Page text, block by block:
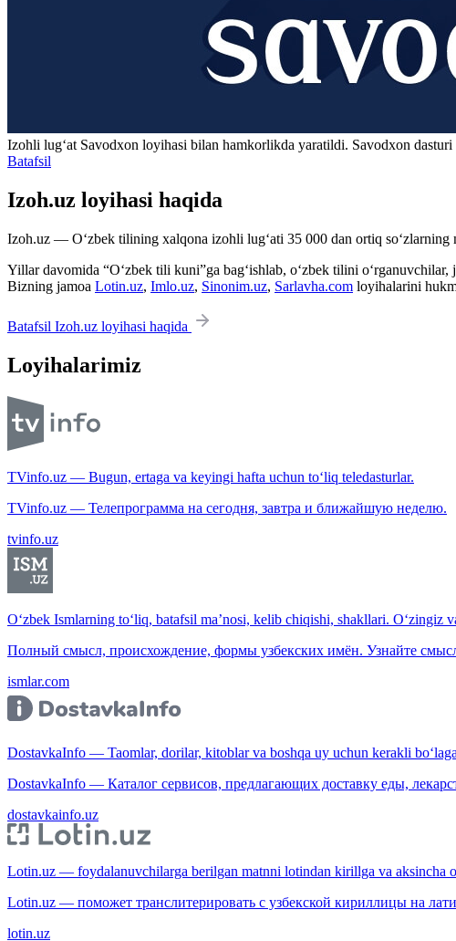
Izohli lugʻat Savodxon loyihasi bilan hamkorlikda yaratildi. Savodxon
Batafsil
Izoh.uz loyihasi haqida
Izoh.uz — O‘zbek tilining xalqona izohli lug‘ati 35 000 dan ortiq so‘zlarning
Yillar davomida “O‘zbek tili kuni”ga bag‘ishlab, o‘zbek tilini
Bizning jamoa Lotin.uz, Imlo.uz, Sinonim.uz, Sarlavha.com loyihalarini
Batafsil Izoh.uz loyihasi haqida
Loyihalarimiz
TVinfo.uz — Bugun, ertaga va keyingi hafta uchun to‘liq teledasturlar.
TVinfo.uz — Телепрограмма на сегодня, завтра и ближайшую неделю.
tvinfo.uz
O‘zbek Ismlarning to‘liq, batafsil ma’nosi, kelib chiqishi, shakllari. O‘zingiz
Полный смысл, происхождение, формы узбекских имён. Узнайте
ismlar.com
DostavkaInfo — Taomlar, dorilar, kitoblar va boshqa uy uchun kerakli
DostavkaInfo — Каталог сервисов, предлагающих доставку еды,
dostavkainfo.uz
Lotin.uz — foydalanuvchilarga berilgan matnni lotindan kirillga va aksincha
Lotin.uz — поможет транслитерировать с узбекской кириллицы на
lotin.uz